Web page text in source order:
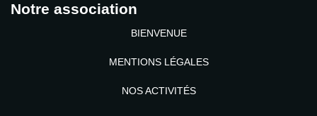
Notre association
BIENVENUE
MENTIONS LÉGALES
NOS ACTIVITÉS